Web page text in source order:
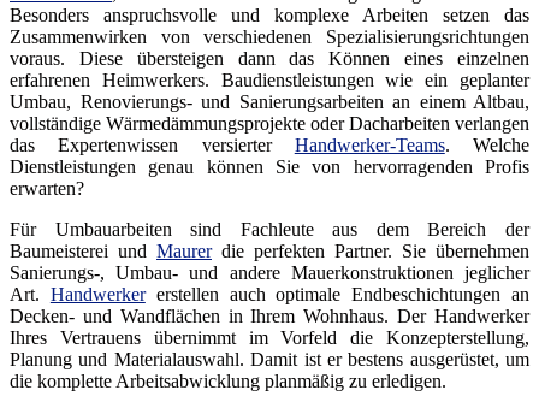
Besonders anspruchsvolle und komplexe Arbeiten setzen das
Zusammenwirken von verschiedenen Spezialisierungsrichtungen
voraus. Diese übersteigen dann das Können eines einzelnen
erfahrenen Heimwerkers. Baudienstleistungen wie ein geplanter
Umbau, Renovierungs- und Sanierungsarbeiten an einem Altbau,
vollständige Wärmedämmungsprojekte oder Dacharbeiten verlangen
das Expertenwissen versierter Handwerker-Teams. Welche
Dienstleistungen genau können Sie von hervorragenden Profis
erwarten?
Für Umbauarbeiten sind Fachleute aus dem Bereich der
Baumeisterei und Maurerdie perfekten Partner. Sie übernehmen
Sanierungs-, Umbau- und andere Mauerkonstruktionen jeglicher
Art. Handwerkererstellen auch optimale Endbeschichtungen an
Decken- und Wandflächen in Ihrem Wohnhaus. Der Handwerker
Ihres Vertrauens übernimmt im Vorfeld die Konzepterstellung,
Planung und Materialauswahl. Damit ist er bestens ausgerüstet, um
die komplette Arbeitsabwicklung planmäßig zu erledigen.